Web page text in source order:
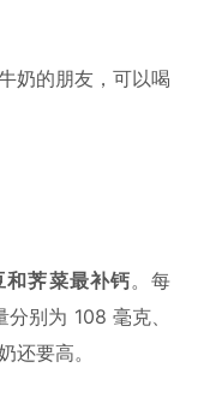
奶的朋友，可以喝
和荠菜最补钙。每
别为 108 毫克、
还要高。